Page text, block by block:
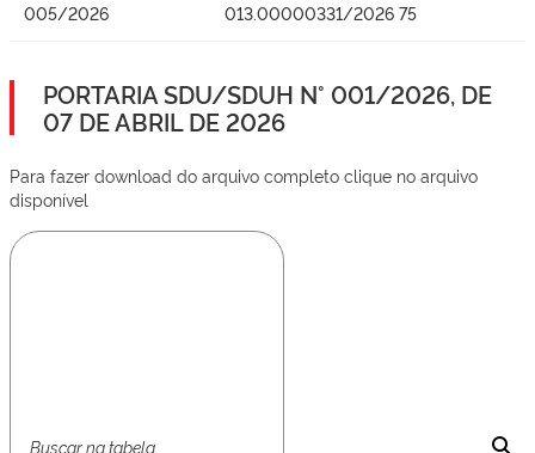
005/2026 013.00000331/2026 75
PORTARIA SDU/SDUH N° 001/2026, DE
07 DE ABRIL DE 2026
Para fazer download do arquivo completo clique no arquivo
disponível